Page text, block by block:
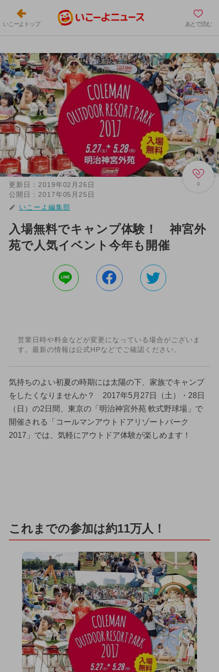
いこーよトップ あとで読む
0
更新日： 2019年02月26日
公開日： 2017年05月25日
いこーよ編集部
入場無料でキャンプ体験！ 神宮外
苑で人気イベント今年も開催
営業日時や料金などが変更になっている場合がございま
す。最新の情報は公式HPなどでご確認ください。
気持ちのよい初夏の時期には太陽の下、家族でキャンプ
をしたくなりませんか？ 2017年5月27日（土）・28日
（日）の2日間、東京の「明治神宮外苑 軟式野球場」で
開催される「コールマンアウトドアリゾートパーク
2017」では、気軽にアウトドア体験が楽しめます！
これまでの参加は約11万人！